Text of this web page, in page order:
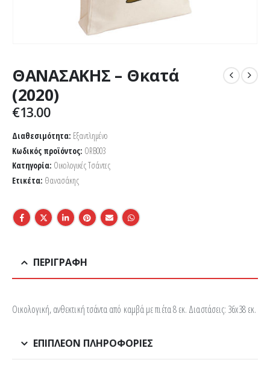
ΘΑΝΑΣΑΚΗΣ – Θκατά
(2020)
€13.00
Διαθεσιμότητα: Εξαντλημένο
Κωδικός προϊόντος: ORB003
Κατηγορία: Οικολογικές Τσάντες
Ετικέτα: Θανασάκης
ΠΕΡΙΓΡΑΦΉ
Οικολογική, ανθεκτική τσάντα από καμβά με πιέτα 8 εκ. Διαστάσεις: 36x38 εκ.
ΕΠΙΠΛΈΟΝ ΠΛΗΡΟΦΟΡΊΕΣ